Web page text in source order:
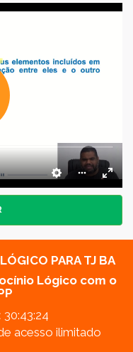
PARA TJ BA
Lógico com o
30:43:24
acesso ilimitado